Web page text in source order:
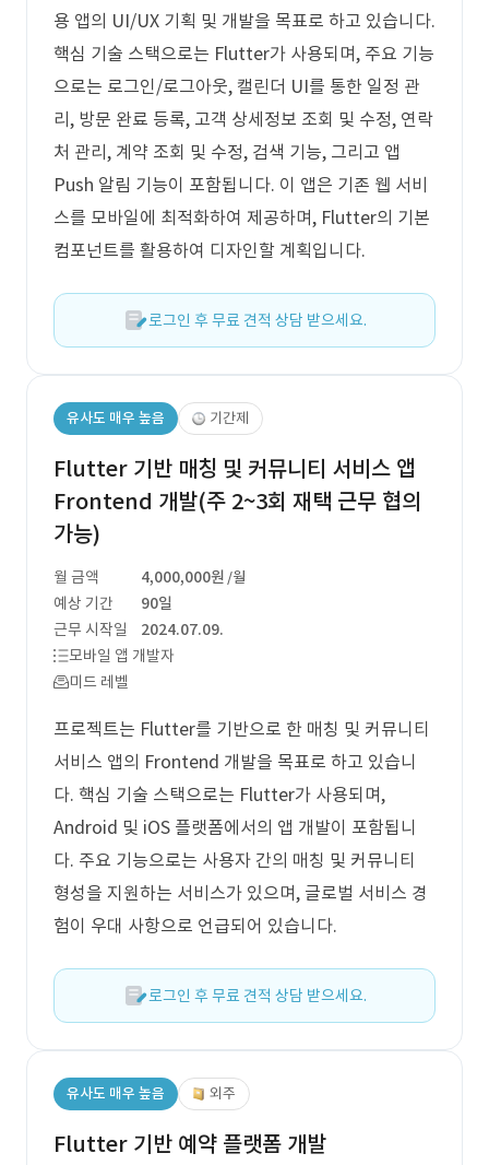
용 앱의 UI/UX 기획 및 개발을 목표로 하고 있습니다.
핵심 기술 스택으로는 Flutter가 사용되며, 주요 기능
으로는 로그인/로그아웃, 캘린더 UI를 통한 일정 관
리, 방문 완료 등록, 고객 상세정보 조회 및 수정, 연락
처 관리, 계약 조회 및 수정, 검색 기능, 그리고 앱
Push 알림 기능이 포함됩니다. 이 앱은 기존 웹 서비
스를 모바일에 최적화하여 제공하며, Flutter의 기본
컴포넌트를 활용하여 디자인할 계획입니다.
로그인 후 무료 견적 상담 받으세요.
유사도 매우 높음 기간제
Flutter 기반 매칭 및 커뮤니티 서비스 앱
Frontend 개발(주 2~3회 재택 근무 협의
가능)
월 금액 4,000,000원 /월
예상 기간
90일
근무 시작일
2024.07.09.
모바일 앱 개발자
미드 레벨
프로젝트는 Flutter를 기반으로 한 매칭 및 커뮤니티
서비스 앱의 Frontend 개발을 목표로 하고 있습니
다. 핵심 기술 스택으로는 Flutter가 사용되며,
Android 및 iOS 플랫폼에서의 앱 개발이 포함됩니
다. 주요 기능으로는 사용자 간의 매칭 및 커뮤니티
형성을 지원하는 서비스가 있으며, 글로벌 서비스 경
험이 우대 사항으로 언급되어 있습니다.
로그인 후 무료 견적 상담 받으세요.
유사도 매우 높음 외주
Flutter 기반 예약 플랫폼 개발